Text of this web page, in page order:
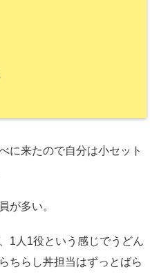
に来たので自分は小セット
が多い。
1人1役という感じでうどん
ちらし丼担当はずっとばら